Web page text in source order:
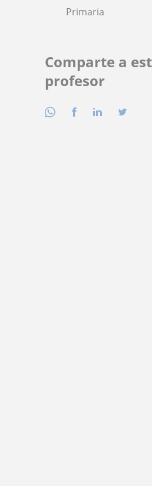
Primaria
Comparte a
profesor